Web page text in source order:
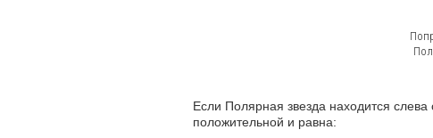
Если Полярная звезда находится
положительной и равна: